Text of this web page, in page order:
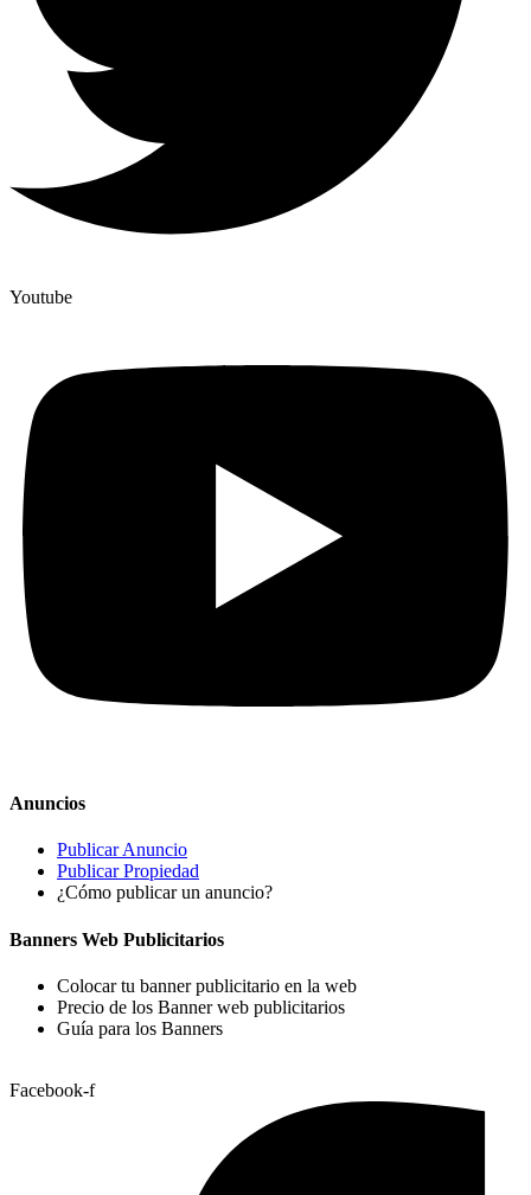
Youtube
Anuncios
Publicar Anuncio
Publicar Propiedad
¿Cómo publicar un anuncio?
Banners Web Publicitarios
Colocar tu banner publicitario en la web
Precio de los Banner web publicitarios
Guía para los Banners
Facebook-f